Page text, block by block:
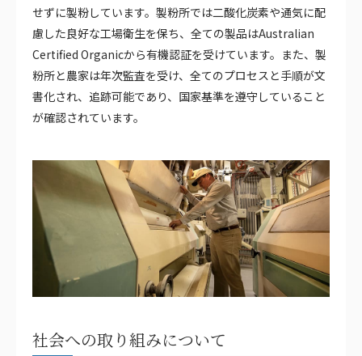
せずに製粉しています。製粉所では二酸化炭素や通気に配
慮した良好な工場衛生を保ち、全ての製品はAustralian
Certified Organicから有機認証を受けています。また、製
粉所と農家は年次監査を受け、全てのプロセスと手順が文
書化され、追跡可能であり、国家基準を遵守していること
が確認されています。
社会への取り組みについて